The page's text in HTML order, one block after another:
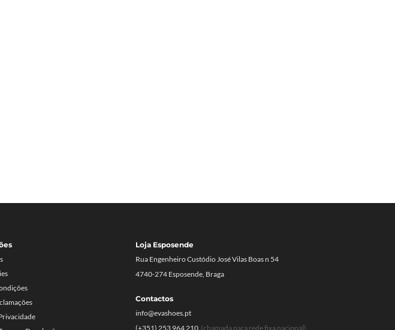
Loja Esposende
Rua Engenheiro Custódio José Vilas Boas n 54
4740-274 Esposende, Braga
Contactos
info@evashoes.pt
(+351) 253 964 210 (chamada para rede fixa nacional)